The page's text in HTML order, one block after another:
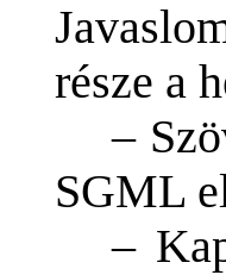
része a
–
SGML
–